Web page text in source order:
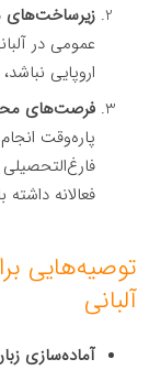
زیرساخت‌های
عمومی در
اروپایی
فرصت‌های
پاره‌وقت
فعالانه داشته
توصیه‌هایی
آلبانی
آماده‌سازی